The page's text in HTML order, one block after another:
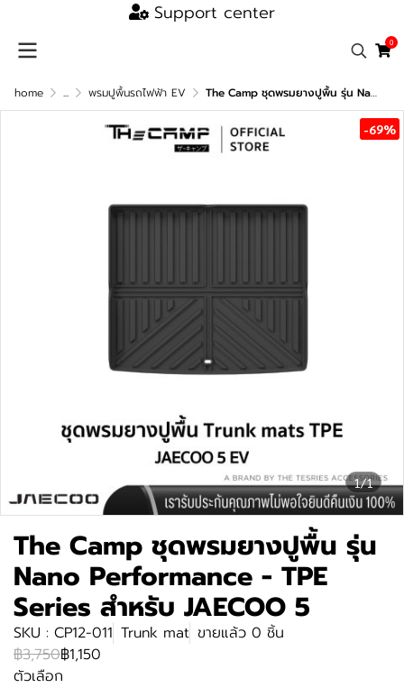
Support center
0
home ... พรมปูพื้นรถไฟฟ้า EV The Camp ชุดพรมยางปูพื้น รุ่น Nano Performance - TPE Series สำหรับ JAECOO 5
1/1
-69%
The Camp ชุดพรมยางปูพื้น รุ่น
Nano Performance - TPE
Series สำหรับ JAECOO 5
SKU : CP12-011 Trunk mat ขายแล้ว 0 ชิ้น
฿3,750฿1,150
ตัวเลือก